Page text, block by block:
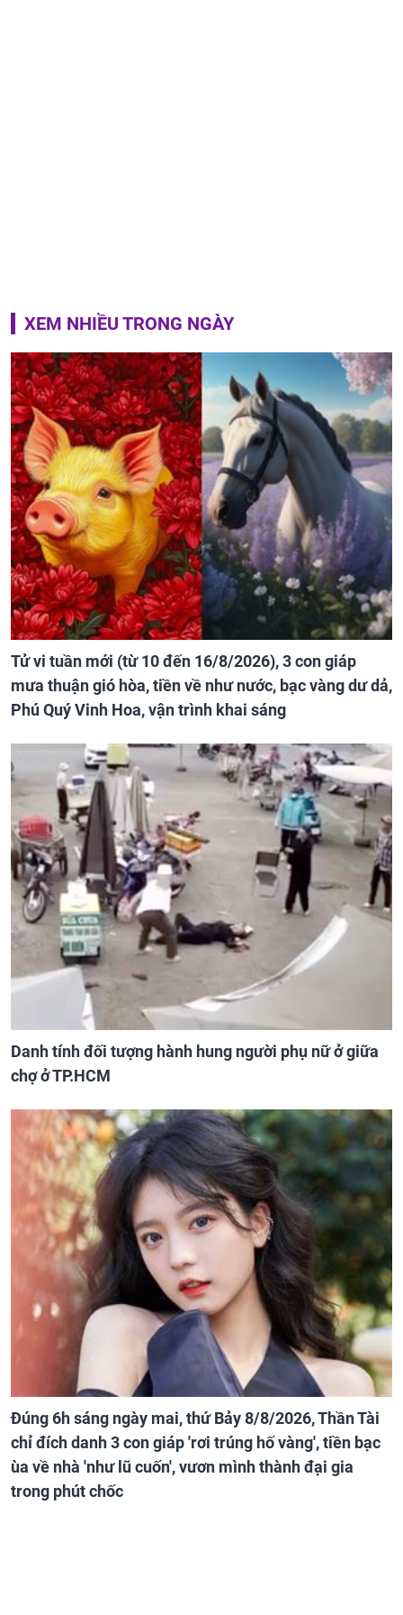
XEM NHIỀU TRONG NGÀY
Tử vi tuần mới (từ 10 đến 16/8/2026), 3 con giáp
mưa thuận gió hòa, tiền về như nước, bạc vàng dư dả,
Phú Quý Vinh Hoa, vận trình khai sáng
Danh tính đối tượng hành hung người phụ nữ ở giữa
chợ ở TP.HCM
Đúng 6h sáng ngày mai, thứ Bảy 8/8/2026, Thần Tài
chỉ đích danh 3 con giáp 'rơi trúng hố vàng', tiền bạc
ùa về nhà 'như lũ cuốn', vươn mình thành đại gia
trong phút chốc